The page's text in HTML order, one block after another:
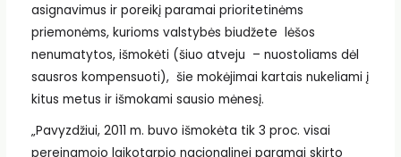
asignavimus ir poreikį paramai prioritetinėms
priemonėms, kurioms valstybės biudžete lėšos
nenumatytos, išmokėti (šiuo atveju – nuostoliams dėl
sausros kompensuoti), šie mokėjimai kartais nukeliami į
kitus metus ir išmokami sausio mėnesį.
„Pavyzdžiui, 2011 m. buvo išmokėta tik 3 proc. visai
pereinamojo laikotarpio nacionalinei paramai skirto